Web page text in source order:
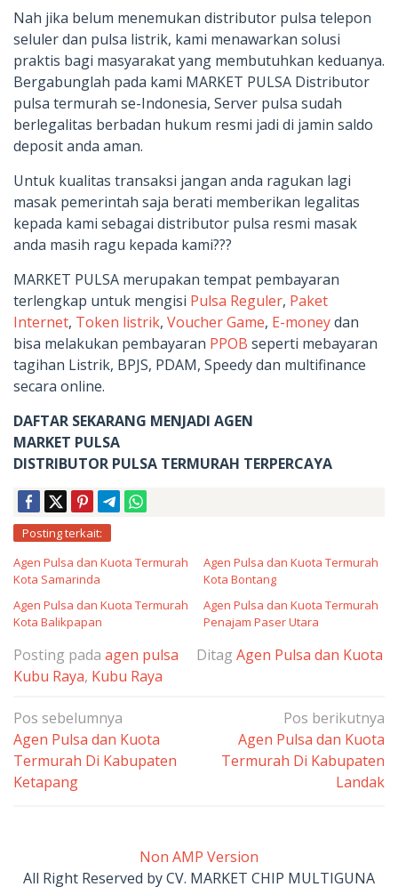
Nah jika belum menemukan distributor pulsa telepon
seluler dan pulsa listrik, kami menawarkan solusi
praktis bagi masyarakat yang membutuhkan keduanya.
Bergabunglah pada kami MARKET PULSA Distributor
pulsa termurah se-Indonesia, Server pulsa sudah
berlegalitas berbadan hukum resmi jadi di jamin saldo
deposit anda aman.
Untuk kualitas transaksi jangan anda ragukan lagi
masak pemerintah saja berati memberikan legalitas
kepada kami sebagai distributor pulsa resmi masak
anda masih ragu kepada kami???
MARKET PULSA merupakan tempat pembayaran
terlengkap untuk mengisi Pulsa Reguler, Paket
Internet, Token listrik, Voucher Game, E-moneydan
bisa melakukan pembayaran PPOB seperti mebayaran
tagihan Listrik, BPJS, PDAM, Speedy dan multifinance
secara online.
DAFTAR SEKARANG MENJADI AGEN
MARKET PULSA
DISTRIBUTOR PULSA TERMURAH TERPERCAYA
Posting terkait:
Agen Pulsa dan Kuota Termurah
Kota Samarinda
Agen Pulsa dan Kuota Termurah
Kota Bontang
Agen Pulsa dan Kuota Termurah
Kota Balikpapan
Agen Pulsa dan Kuota Termurah
Penajam Paser Utara
Posting pada agen pulsa Ditag Agen Pulsa dan Kuota
Kubu Raya, Kubu Raya
Navigasi
pos
Pos sebelumnya
Agen Pulsa dan Kuota
Termurah Di Kabupaten
Ketapang
Pos berikutnya
Agen Pulsa dan Kuota
Termurah Di Kabupaten
Landak
Non AMP Version
All Right Reserved by CV. MARKET CHIP MULTIGUNA